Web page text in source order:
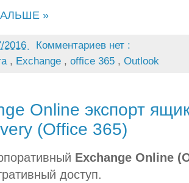
»
2016
Комментариев нет :
, Exchange , office 365 , Outlook
Online экспорт
(Office 365)
Exchange Online
доступ.